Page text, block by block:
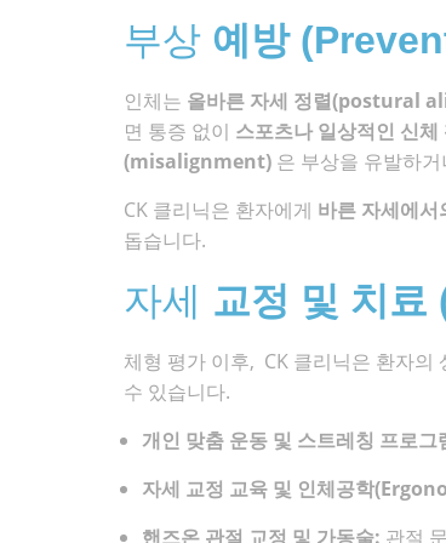
부상 예방
인체는 올바른 자세 정렬(postural
면 통증 없이 스포츠나 일상적인 신
(misalignment) 은 부상을 유발하
CK 클리닉은 환자에게 바른 자세에
돕습니다.
자세 교정 및 치
체형 평가 이후, CK 클리닉은 환자의
수 있습니다.
개인 맞춤 운동 및 스트레칭 프로그
자세 교정 교육 및 인체공학
핸즈온 관절 교정 및 가동술: 관절